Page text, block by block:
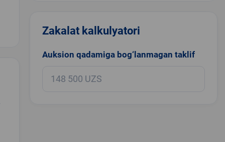
Zakalat kalkulyatori
Auksion qadamiga bog‘lanmagan taklif